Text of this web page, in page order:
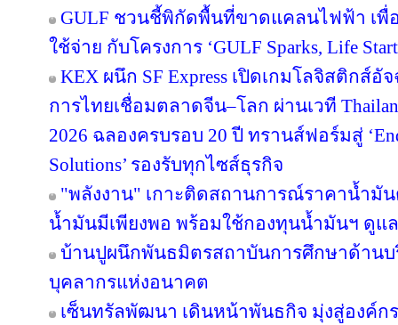
GULF ชวนชี้พิกัดพื้นที่ขาดแคลนไฟฟ้า เพื่
ใช้จ่าย กับโครงการ ‘GULF Sparks, Life
KEX ผนึก SF Express เปิดเกมโลจิสติกส์
การไทยเชื่อมตลาดจีน–โลก ผ่านเวที
2026 ฉลองครบรอบ 20 ปี ทรานส์ฟอร์มสู่
Solutions’ รองรับทุกไซส์ธุรกิจ
"พลังงาน" เกาะติดสถานการณ์ราคาน้ำมั
น้ำมันมีเพียงพอ พร้อมใช้กองทุนน้ำมันฯ ดูแ
บ้านปูผนึกพันธมิตรสถาบันการศึกษาด้าน
บุคลากรแห่งอนาคต
เซ็นทรัลพัฒนา เดินหน้าพันธกิจ มุ่งสู่องค์กร